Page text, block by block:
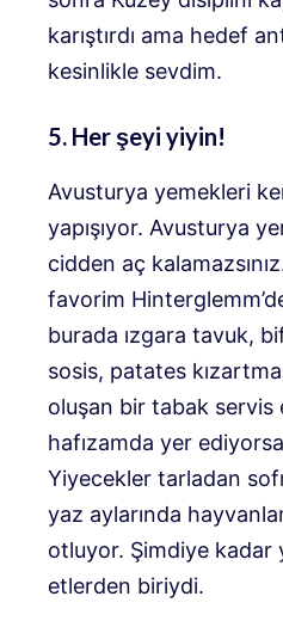
karıştırdı ama hedef
kesinlikle sevdim.
5. Her şeyi yiyin!
Avusturya yemekleri
yapışıyor. Avusturya
cidden aç
favorim
burada ızgara tavuk,
sosis, patates
oluşan bir tabak servis
hafızamda yer
Yiyecekler tarladan
yaz aylarında
otluyor. Şimdiye kadar
etlerden biriydi.